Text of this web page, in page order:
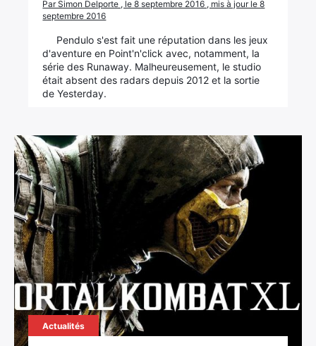
Par Simon Delporte , le 8 septembre 2016 , mis à jour le 8
septembre 2016
Pendulo s'est fait une réputation dans les jeux
d'aventure en Point'n'click avec, notamment, la
série des Runaway. Malheureusement, le studio
était absent des radars depuis 2012 et la sortie
de Yesterday.
Actualités